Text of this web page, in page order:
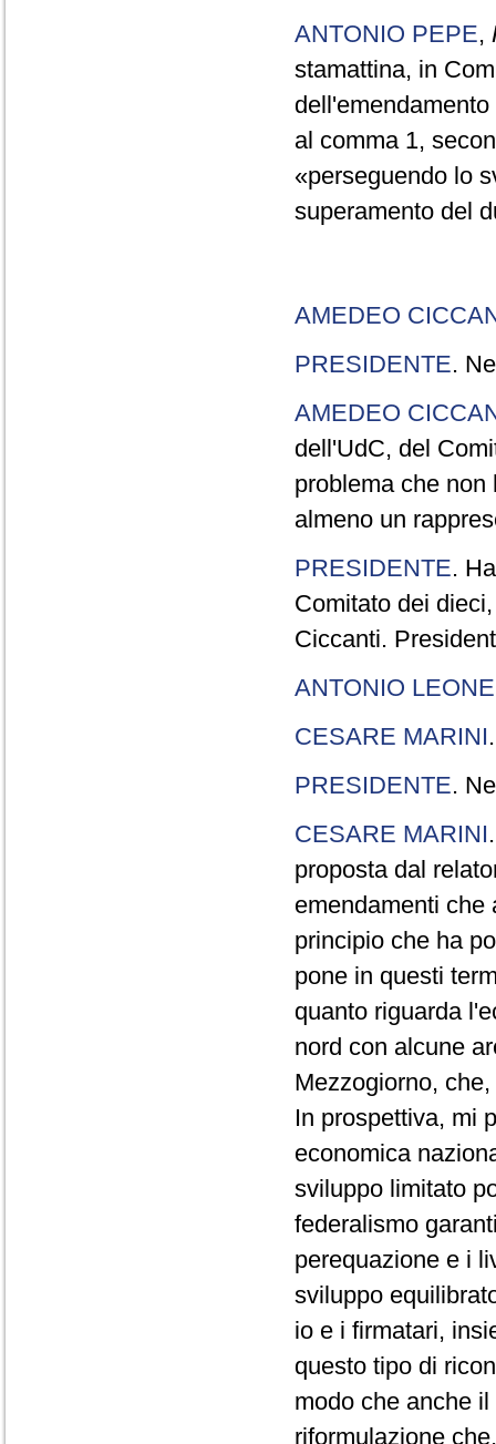
ANTONIO PEPE,
stamattina, in
al comma 1,
«perseguendo lo
superamento del
AMEDEO
PRESIDENTE.
AMEDEO
dell'UdC, del
problema che
almeno un
PRESIDENTE.
Comitato dei
Ciccanti.
ANTONIO LEONE
CESARE MARINI
PRESIDENTE.
CESARE MARINI
proposta dal
emendamenti che
principio che ha
pone in questi
quanto riguarda
nord con alcune
Mezzogiorno,
In prospettiva, mi
economica
sviluppo limitato
federalismo
perequazione e i
sviluppo
io e i firmatari,
questo tipo di
modo che anche
riformulazione